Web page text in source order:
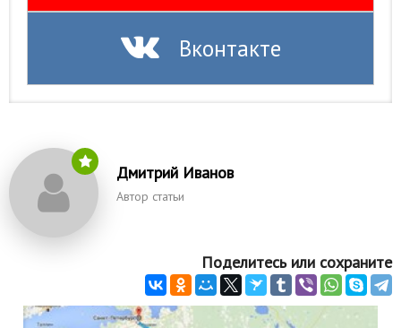
Вконтакте
Дмитрий Иванов
Автор статьи
Поделитесь или сохраните